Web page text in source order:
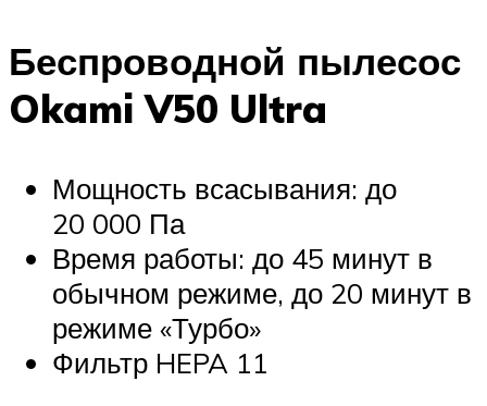
Беспроводной пылесос
Okami V50 Ultra
Мощность всасывания: до
20 000 Па
Время работы: до 45 минут в
обычном режиме, до 20 минут в
режиме «Турбо»
Фильтр HEPA 11